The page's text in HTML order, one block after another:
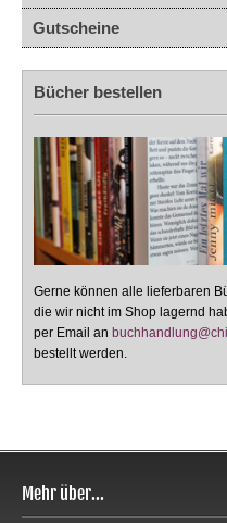
Gutscheine
Bücher bestellen
Gerne können alle lieferbaren
die wir nicht im Shop lagernd
per Email an
bestellt werden.
Mehr über...